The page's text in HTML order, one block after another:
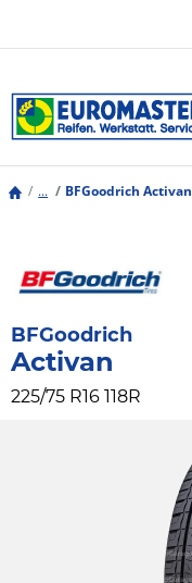
... BFGoodrich Activan
BFGoodrich
Activan
225/75 R16 118R